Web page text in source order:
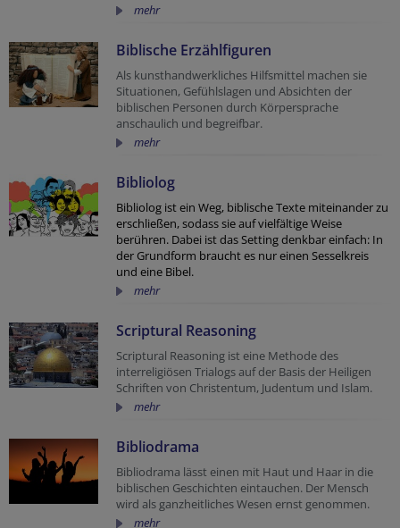
mehr
Biblische Erzählfiguren
Als kunsthandwerkliches Hilfsmittel machen sie
Situationen, Gefühlslagen und Absichten der
biblischen Personen durch Körpersprache
anschaulich und begreifbar.
mehr
Bibliolog
Bibliolog ist ein Weg, biblische Texte miteinander zu
erschließen, sodass sie auf vielfältige Weise
berühren. Dabei ist das Setting denkbar einfach: In
der Grundform braucht es nur einen Sesselkreis
und eine Bibel.
mehr
Scriptural Reasoning
Scriptural Reasoning ist eine Methode des
interreligiösen Trialogs auf der Basis der Heiligen
Schriften von Christentum, Judentum und Islam.
mehr
Bibliodrama
Bibliodrama lässt einen mit Haut und Haar in die
biblischen Geschichten eintauchen. Der Mensch
wird als ganzheitliches Wesen ernst genommen.
mehr